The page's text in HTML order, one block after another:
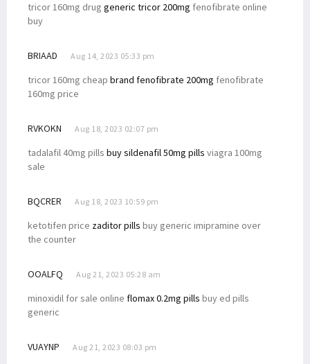
tricor 160mg drug generic tricor 200mg fenofibrate online
buy
BRIAAD Aug 14, 2023 05:33 pm
tricor 160mg cheap brand fenofibrate 200mg fenofibrate
160mg price
RVKOKN Aug 18, 2023 02:07 pm
tadalafil 40mg pills buy sildenafil 50mg pills viagra 100mg
sale
BQCRER Aug 18, 2023 10:59 pm
ketotifen price zaditor pills buy generic imipramine over
the counter
OOALFQ Aug 21, 2023 05:28 am
minoxidil for sale online flomax 0.2mg pills buy ed pills
generic
VUAYNP Aug 21, 2023 08:03 pm